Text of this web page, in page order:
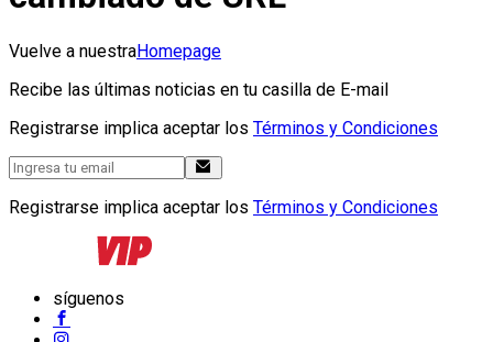
Vuelve a nuestraHomepage
Recibe las últimas noticias en tu casilla de E-mail
Registrarse implica aceptar los Términos y Condiciones
Registrarse implica aceptar los Términos y Condiciones
síguenos